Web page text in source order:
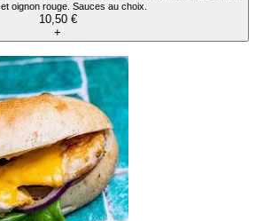
oignon rouge. Sauces au choix.
10,50 €
+